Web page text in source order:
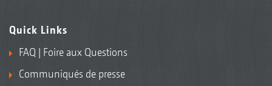
Quick Links
FAQ | Foire aux Questions
Communiqués de presse